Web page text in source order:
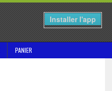
Installer l'app
PANIER